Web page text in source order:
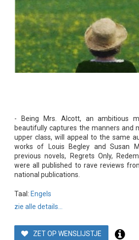
- Being Mrs. Alcott, an ambitious
beautifully captures the manners and
upper class, will appeal to the same
works of Louis Begley and Susan
previous novels, Regrets Only,
were all published to rave reviews
national publications.
Taal: Engels
zie alle details...
ZET OP WENSLIJSTJE